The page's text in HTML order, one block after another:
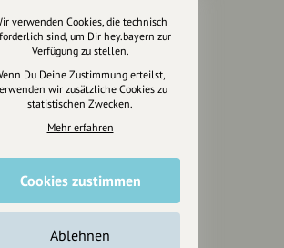
unterstützen Euch
Fotografie & mehr
Marketing
Design & Branding
Anakin Design
Unterstütze
unsere Plattform
verwenden Cookies, die technisch
sind, um Dir hey.bayern zur
Verfügung zu stellen.
Du Deine Zustimmung erteilst,
wir zusätzliche Cookies zu
statistischen Zwecken.
Mehr erfahren
Cookies zustimmen
Ablehnen